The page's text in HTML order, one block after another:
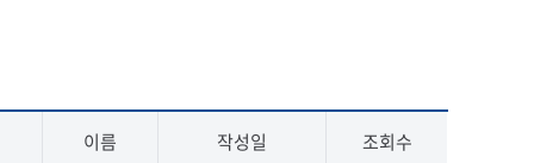
이름 작성일 조회수